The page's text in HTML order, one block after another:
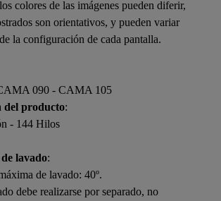
colores de las imágenes pueden diferir,
son orientativos, y pueden variar
la configuración de cada pantalla.
090 - CAMA 105
del producto:
- 144 Hilos
lavado:
de lavado: 40º.
debe realizarse por separado, no